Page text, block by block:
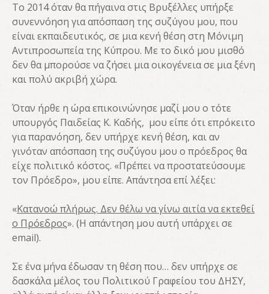
Το 2014 όταν θα πήγαινα στις Βρυξέλλες υπήρξε
συνεννόηση για απόσπαση της συζύγου μου, που
είναι εκπαιδευτικός, σε μια κενή θέση στη Μόνιμη
Αντιπροσωπεία της Κύπρου. Με το δικό μου μισθό
δεν θα μπορούσε να ζήσει μια οικογένεια σε μια ξένη
και πολύ ακριβή χώρα.
Όταν ήρθε η ώρα επικοινώνησε μαζί μου ο τότε
υπουργός Παιδείας Κ. Καδής, μου είπε ότι επρόκειτο
για παρανόηση, δεν υπήρχε κενή θέση, και αν
γινόταν απόσπαση της συζύγου μου ο πρόεδρος θα
είχε πολιτικό κόστος. «Πρέπει να προστατεύσουμε
τον Πρόεδρο», μου είπε. Απάντησα επί λέξει:
«Κατανοώ πλήρως. Δεν θέλω να γίνω αιτία να εκτεθεί
ο Πρόεδρος». (Η απάντηση μου αυτή υπάρχει σε
email).
Σε ένα μήνα έδωσαν τη θέση που… δεν υπήρχε σε
δασκάλα μέλος του Πολιτικού Γραφείου του ΔΗΣΥ,